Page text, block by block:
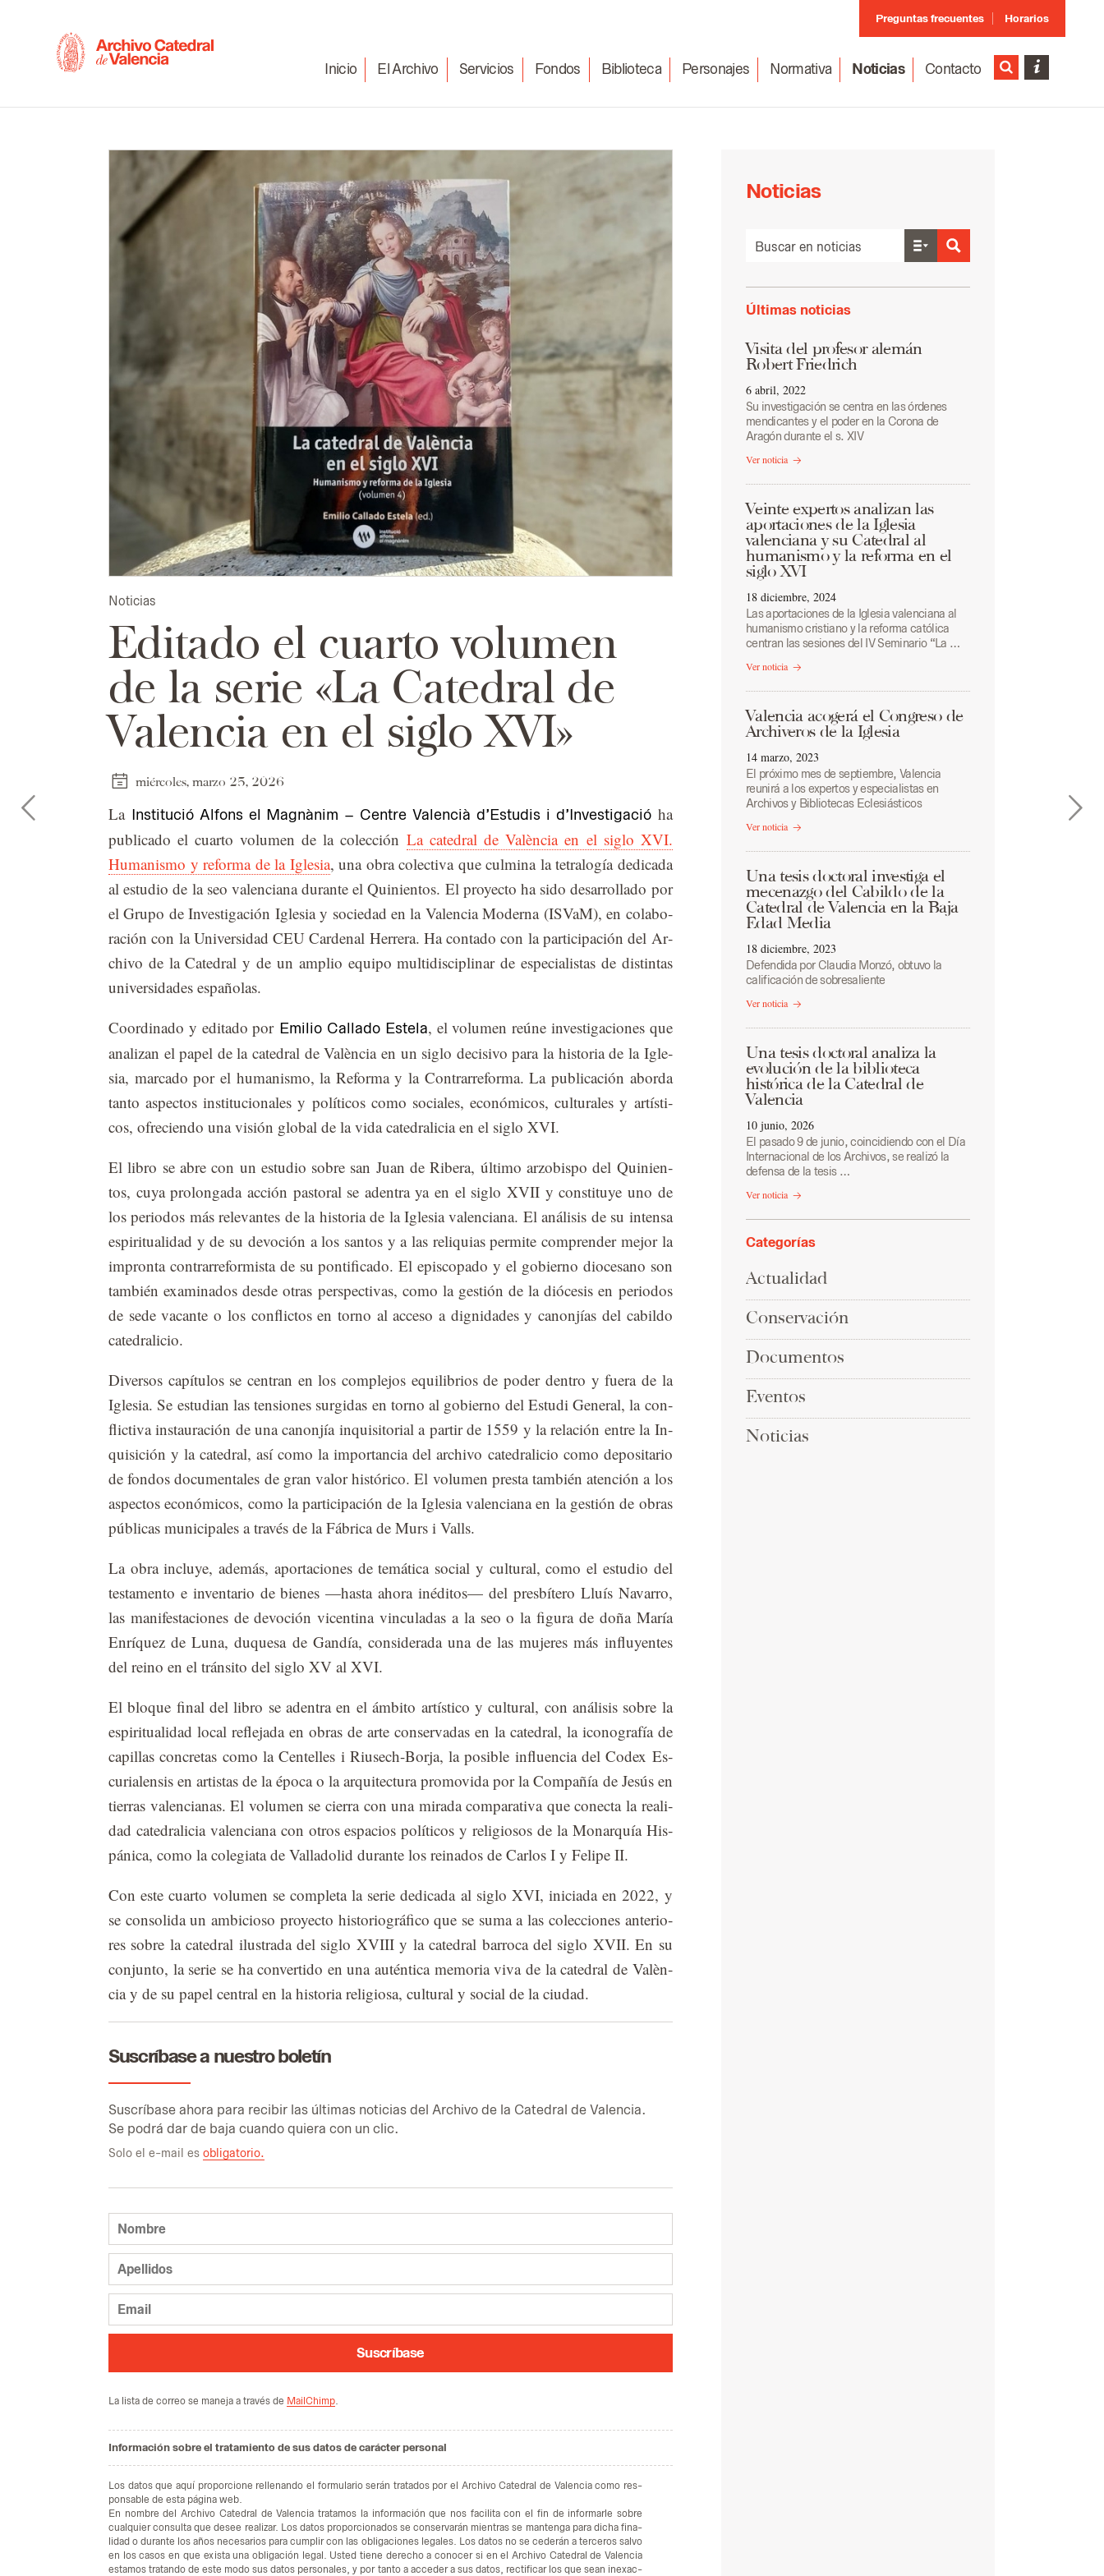
Preguntas frecuentes Horarios
Inicio El Archivo Servicios Fondos Biblioteca Personajes Normativa Noticias Contacto
Noticias
Editado el cuarto volumen
de la serie «La Catedral de
Valencia en el siglo XVI»
miércoles, marzo 25, 2026
La Institució Alfons el Magnànim – Centre Valencià d’Estudis i d’Investigacióha
pu­bli­ca­do el cuar­to vo­lu­men de la co­lec­ciónLa catedral de València en el siglo XVI.
Humanismo y reforma de la Iglesia, una obra co­lec­ti­va que cul­mi­na la te­tra­lo­gía de­di­ca­da
al es­tu­dio de la seo va­len­cia­na du­ran­te el Qui­nien­tos. El pro­yec­to ha sido desa­rro­lla­do por
el Gru­po de In­ves­ti­ga­ción Igle­sia y so­cie­dad en la Va­len­cia Mo­der­na (IS­VaM), en co­la­bo­
ra­ción con la Uni­ver­si­dad CEU Car­de­nal He­rre­ra. Ha con­ta­do con la par­ti­ci­pa­ción del Ar­
chi­vo de la Ca­te­dral y de un am­plio equi­po mul­ti­dis­ci­pli­nar de es­pe­cia­lis­tas de dis­tin­tas
uni­ver­si­da­des es­pa­ño­las.
Coor­di­na­do y edi­ta­do por Emilio Callado Estela, el vo­lu­men reúne in­ves­ti­ga­cio­nes que
ana­li­zan el pa­pel de la ca­te­dral de Va­lèn­cia en un si­glo de­ci­si­vo para la his­to­ria de la Igle­
sia, mar­ca­do por el hu­ma­nis­mo, la Re­for­ma y la Con­tra­rre­for­ma. La pu­bli­ca­ción abor­da
tan­to as­pec­tos ins­ti­tu­cio­na­les y po­lí­ti­cos como so­cia­les, eco­nó­mi­cos, cul­tu­ra­les y ar­tís­ti­
cos, ofre­cien­do una vi­sión glo­bal de la vida ca­te­dra­li­cia en el si­glo XVI.
El li­bro se abre con un es­tu­dio so­bre san Juan de Ri­be­ra, úl­ti­mo ar­zo­bis­po del Qui­nien­
tos, cuya pro­lon­ga­da ac­ción pas­to­ral se aden­tra ya en el si­glo XVII y cons­ti­tu­ye uno de
los pe­rio­dos más re­le­van­tes de la his­to­ria de la Igle­sia va­len­cia­na. El aná­li­sis de su in­ten­sa
es­pi­ri­tua­li­dad y de su de­vo­ción a los san­tos y a las re­li­quias per­mi­te com­pren­der me­jor la
im­pron­ta con­tra­rre­for­mis­ta de su pon­ti­fi­ca­do. El epis­co­pa­do y el go­bierno dio­ce­sano son
tam­bién exa­mi­na­dos des­de otras pers­pec­ti­vas, como la ges­tión de la dió­ce­sis en pe­rio­dos
de sede va­can­te o los con­flic­tos en torno al acceso a dig­ni­da­des y ca­non­jías del ca­bil­do
ca­te­dra­li­cio.
Di­ver­sos ca­pí­tu­los se cen­tran en los com­ple­jos equi­li­brios de po­der den­tro y fue­ra de la
Igle­sia. Se es­tu­dian las ten­sio­nes sur­gi­das en torno al go­bierno del Es­tu­di Ge­ne­ral, la con­
flic­ti­va ins­tau­ra­ción de una ca­non­jía in­qui­si­to­rial a par­tir de 1559 y la re­la­ción en­tre la In­
qui­si­ción y la ca­te­dral, así como la im­por­tan­cia del ar­chi­vo ca­te­dra­li­cio como de­po­si­ta­rio
de fon­dos do­cu­men­ta­les de gran va­lor his­tó­ri­co. El vo­lu­men pres­ta tam­bién aten­ción a los
as­pec­tos eco­nó­mi­cos, como la par­ti­ci­pa­ción de la Igle­sia va­len­cia­na en la ges­tión de obras
pú­bli­cas mu­ni­ci­pa­les a tra­vés de la Fá­bri­ca de Murs i Va­lls.
La obra in­clu­ye, ade­más, apor­ta­cio­nes de te­má­ti­ca so­cial y cul­tu­ral, como el es­tu­dio del
tes­ta­men­to e in­ven­ta­rio de bie­nes —has­ta aho­ra iné­di­tos— del pres­bí­te­ro Lluís Na­va­rro,
las ma­ni­fes­ta­cio­nes de de­vo­ción vi­cen­ti­na vin­cu­la­das a la seo o la fi­gu­ra de doña Ma­ría
En­rí­quez de Luna, du­que­sa de Gan­día, con­si­de­ra­da una de las mu­je­res más in­flu­yen­tes
del reino en el trán­si­to del si­glo XV al XVI.
El blo­que fi­nal del li­bro se aden­tra en el ám­bi­to ar­tís­ti­co y cul­tu­ral, con aná­li­sis so­bre la
es­pi­ri­tua­li­dad lo­cal re­fle­ja­da en obras de arte con­ser­va­das en la ca­te­dral, la ico­no­gra­fía de
ca­pi­llas con­cre­tas como la Cen­te­lles i Riu­sech-Bor­ja, la po­si­ble in­fluen­cia del Co­dex Es­
cu­ria­len­sis en ar­tis­tas de la épo­ca o la ar­qui­tec­tu­ra pro­mo­vi­da por la Com­pa­ñía de Je­sús en
tie­rras va­len­cia­nas. El vo­lu­men se cie­rra con una mi­ra­da com­pa­ra­ti­va que co­nec­ta la reali­
dad ca­te­dra­li­cia va­len­cia­na con otros es­pa­cios po­lí­ti­cos y re­li­gio­sos de la Mo­nar­quía His­
pá­ni­ca, como la co­le­gia­ta de Va­lla­do­lid du­ran­te los reina­dos de Car­los I y Fe­li­pe II.
Con este cuar­to vo­lu­men se com­ple­ta la se­rie de­di­ca­da al si­glo XVI, ini­cia­da en 2022, y
se con­so­li­da un am­bi­cio­so pro­yec­to his­to­rio­grá­fi­co que se suma a las co­lec­cio­nes an­te­rio­
res so­bre la ca­te­dral ilus­tra­da del si­glo XVIII y la ca­te­dral ba­rro­ca del si­glo XVII. En su
con­jun­to, la se­rie se ha con­ver­ti­do en una au­tén­ti­ca me­mo­ria viva de la ca­te­dral de Va­lèn­
cia y de su pa­pel cen­tral en la his­to­ria re­li­gio­sa, cul­tu­ral y so­cial de la ciu­dad.
Suscríbase a nuestro boletín
Sus­crí­ba­se aho­ra para re­ci­bir las úl­ti­mas no­ti­cias del Ar­chi­vo de la Ca­te­dral de Va­len­cia.
Se po­drá dar de baja cuan­do quie­ra con un clic.
Solo el e-mail es obligatorio.
Suscríbase
La lis­ta de co­rreo se ma­ne­ja a tra­vés de MailChimp
Información sobre el tratamiento de sus datos de carácter personal
Los da­tos que aquí pro­por­cio­ne re­lle­nan­do el for­mu­la­rio se­rán tra­ta­dos por el Ar­chi­vo Ca­te­dral de Va­len­cia como res­
pon­sa­ble de esta pá­gi­na web.
En nom­bre del Ar­chi­vo Ca­te­dral de Va­len­cia tra­ta­mos la in­for­ma­ción que nos fa­ci­li­ta con el fin de in­for­mar­le so­bre
cual­quier con­sul­ta que desee rea­li­zar. Los da­tos pro­por­cio­na­dos se con­ser­va­rán mien­tras se man­ten­ga para di­cha fi­na­
li­dad o du­ran­te los años ne­ce­sa­rios para cum­plir con las obli­ga­cio­nes le­ga­les. Los da­tos no se ce­de­rán a ter­ce­ros sal­vo
en los ca­sos en que exis­ta una obli­ga­ción le­gal. Us­ted tie­ne de­re­cho a co­no­cer si en el Ar­chi­vo Ca­te­dral de Va­len­cia
es­ta­mos tra­tan­do de este modo sus da­tos per­so­na­les, y por tan­to a ac­ce­der a sus da­tos, rec­ti­fi­car los que sean inexac­
Noticias
Últimas noticias
Visita del profesor alemán
Robert Friedrich
6 abril, 2022
Su investigación se centra en las órdenes
mendicantes y el poder en la Corona de
Aragón durante el s. XIV
Ver noticia
Veinte expertos analizan las
aportaciones de la Iglesia
valenciana y su Catedral al
humanismo y la reforma en el
siglo XVI
18 diciembre, 2024
Las aportaciones de la Iglesia valenciana al
humanismo cristiano y la reforma católica
centran las sesiones del IV Seminario “La …
Ver noticia
Valencia acogerá el Congreso de
Archiveros de la Iglesia
14 marzo, 2023
El próximo mes de septiembre, Valencia
reunirá a los expertos y especialistas en
Archivos y Bibliotecas Eclesiásticos
Ver noticia
Una tesis doctoral investiga el
mecenazgo del Cabildo de la
Catedral de Valencia en la Baja
Edad Media
18 diciembre, 2023
Defendida por Claudia Monzó, obtuvo la
calificación de sobresaliente
Ver noticia
Una tesis doctoral analiza la
evolución de la biblioteca
histórica de la Catedral de
Valencia
10 junio, 2026
El pasado 9 de junio, coincidiendo con el Día
Internacional de los Archivos, se realizó la
defensa de la tesis …
Ver noticia
Categorías
Actualidad
Conservación
Documentos
Eventos
Noticias